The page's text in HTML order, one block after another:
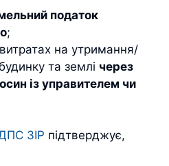
податок
;
на утримання/
та землі через
із управителем чи
ЗІР підтверджує,